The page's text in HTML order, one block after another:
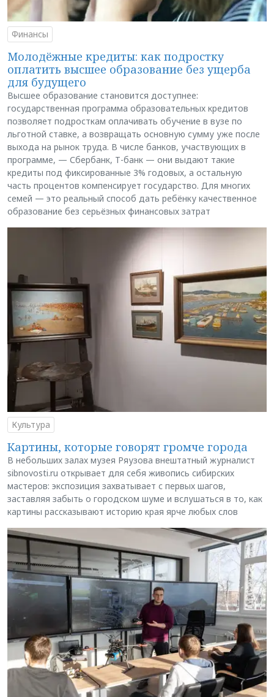
Финансы
Молодёжные кредиты: как подростку
оплатить высшее образование без ущерба
для будущего
Высшее образование становится доступнее:
государственная программа образовательных кредитов
позволяет подросткам оплачивать обучение в вузе по
льготной ставке, а возвращать основную сумму уже после
выхода на рынок труда. В числе банков, участвующих в
программе, — Сбербанк, Т-банк — они выдают такие
кредиты под фиксированные 3% годовых, а остальную
часть процентов компенсирует государство. Для многих
семей — это реальный способ дать ребёнку качественное
образование без серьёзных финансовых затрат
Культура
Картины, которые говорят громче города
В небольших залах музея Ряузова внештатный журналист
sibnovosti.ru открывает для себя живопись сибирских
мастеров: экспозиция захватывает с первых шагов,
заставляя забыть о городском шуме и вслушаться в то, как
картины рассказывают историю края ярче любых слов